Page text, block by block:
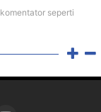
seperti